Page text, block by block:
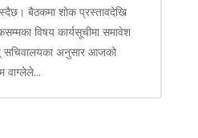
बैठकमा शोक प्रस्तावदेखि
विषय कार्यसूचीमा समावेश
अनुसार आजको
वाग्लेले...